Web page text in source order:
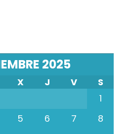
2025
X J V
S
1
5 6 7
8